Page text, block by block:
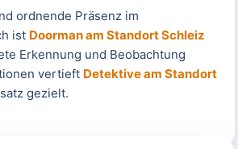
ordnende Präsenz im
ist Doorman am Standort Schleiz
Erkennung und Beobachtung
vertieft Detektive am Standort
gezielt.